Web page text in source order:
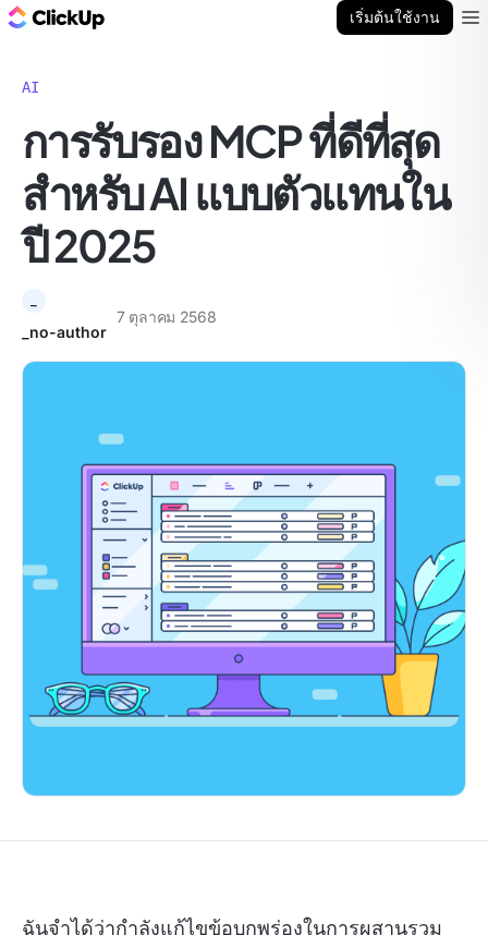
เริ่มต้นใช้งาน
AI
การรับรอง MCP ที่ดีที่สุด
สำหรับ AI แบบตัวแทนใน
ปี 2025
_no-author
7 ตุลาคม 2568
ฉันจำได้ว่ากำลังแก้ไขข้อบกพร่องในการผสานรวม